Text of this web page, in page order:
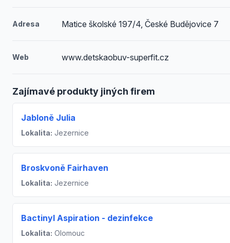
Adresa Matice školské 197/4, České Budějovice 7
Web www.detskaobuv-superfit.cz
Zajímavé produkty jiných firem
Jabloně Julia
Lokalita: Jezernice
Broskvoně Fairhaven
Lokalita: Jezernice
Bactinyl Aspiration - dezinfekce
Lokalita: Olomouc